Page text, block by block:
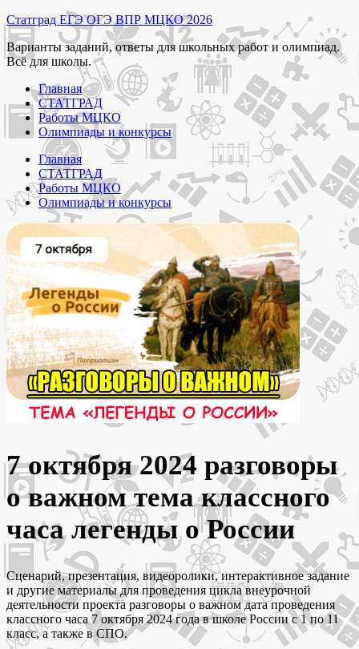
Перейти
к
содержимому
Статград ЕГЭ ОГЭ ВПР МЦКО 2026
Варианты заданий, ответы для школьных работ и олимпиад.
Всё для школы.
Главная
СТАТГРАД
Работы МЦКО
Олимпиады и конкурсы
Главная
СТАТГРАД
Работы МЦКО
Олимпиады и конкурсы
7 октября 2024 разговоры
о важном тема классного
часа легенды о России
Сценарий, презентация, видеоролики, интерактивное задание
и другие материалы для проведения цикла внеурочной
деятельности проекта разговоры о важном дата проведения
классного часа 7 октября 2024 года в школе России с 1 по 11
класс, а также в СПО.